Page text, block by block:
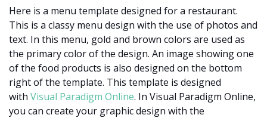
Here is a menu template designed for a restaurant.
This is a classy menu design with the use of photos and
text. In this menu, gold and brown colors are used as
the primary color of the design. An image showing one
of the food products is also designed on the bottom
right of the template. This template is designed
with Visual Paradigm Online. In Visual Paradigm Online,
you can create your graphic design with the